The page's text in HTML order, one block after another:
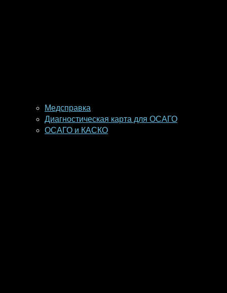
Медсправка
Диагностическая карта для ОСАГО
ОСАГО и КАСКО